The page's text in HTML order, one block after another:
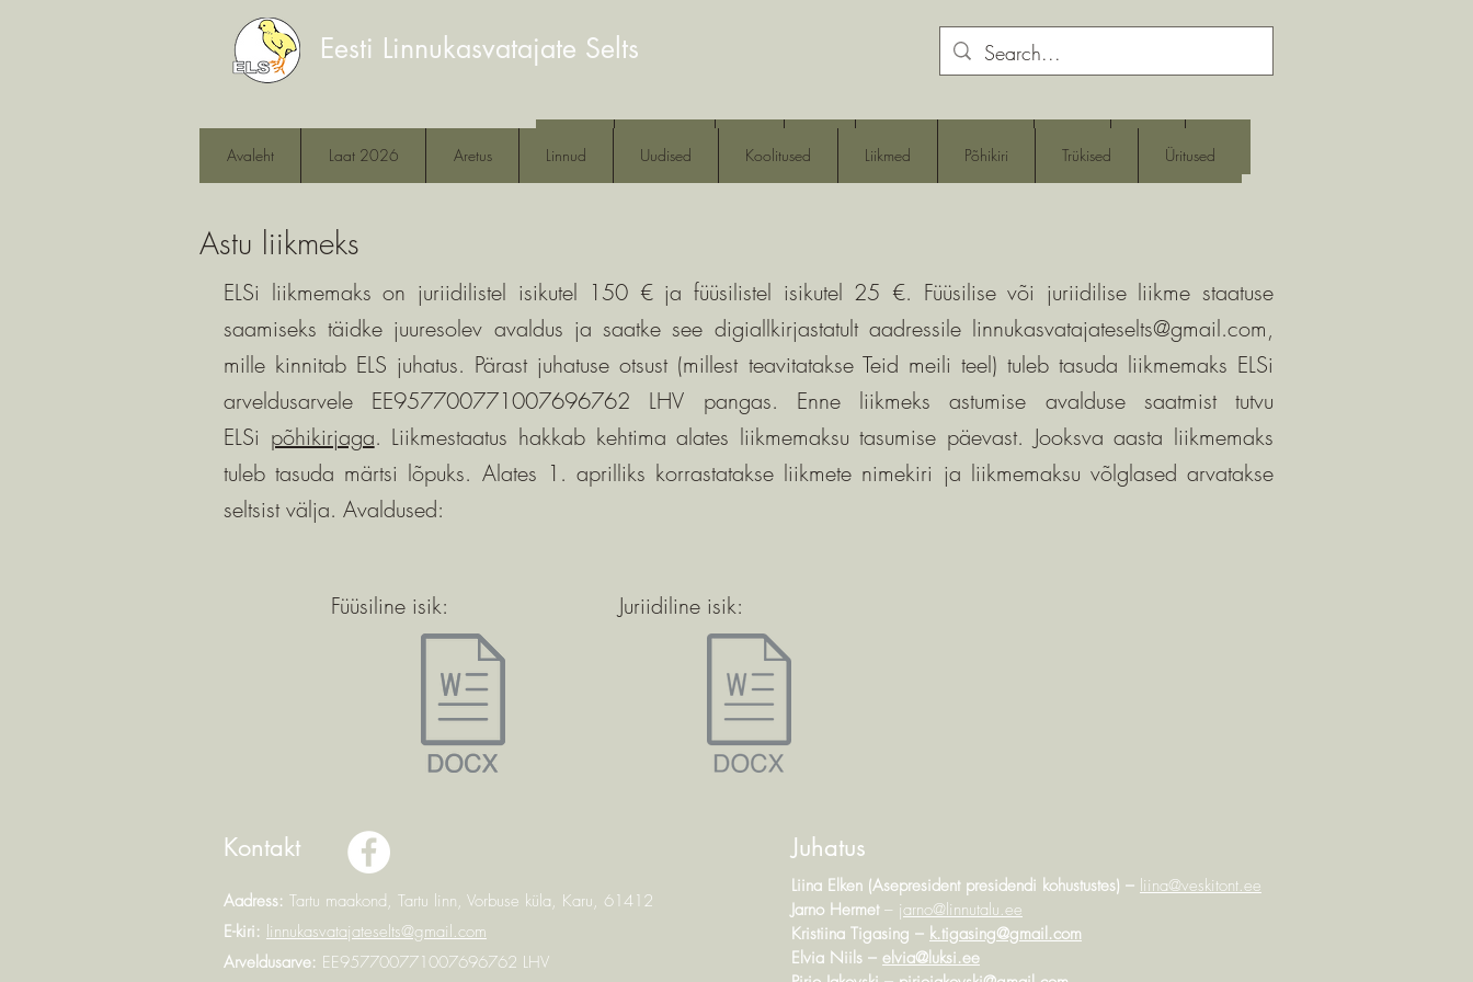
Eesti Linnukasvatajate Selts
Avaleht Laat 2026 Aretus Linnud Uudised Koolitused Liikmed Põhikiri Trükised Üritused
Astu liikmeks
ELSi liikmemaks on juriidilistel isikutel 150 € ja füüsilistel isikutel 25 €. Füüsilise või juriidilise liikme staatuse
saamiseks täidke juuresolev avaldus ja saatke see digiallkirjastatult aadressile linnukasvatajateselts@gmail.com,
mille kinnitab ELS juhatus. Pärast juhatuse otsust (millest teavitatakse Teid meili teel) tuleb tasuda liikmemaks ELSi
arveldusarvele EE957700771007696762 LHV pangas. Enne liikmeks astumise avalduse saatmist tutvu
ELSi põhikirjaga. ​Liikmestaatus hakkab kehtima alates liikmemaksu tasumise päevast. Jooksva aasta liikmemaks
tuleb tasuda märtsi lõpuks. Alates 1. aprilliks korrastatakse liikmete nimekiri ja liikmemaksu võlglased arvatakse
seltsist välja. Avaldused:
Füüsiline isik: Juriidiline isik:
Avaleht Laat 2026 Aretus Linnud Uudised Koolitused Liikmed Põhikiri More
Kontakt
Aadress: Tartu maakond, Tartu linn, Vorbuse küla, Karu, 61412
E-kiri: linnukasvatajateselts@gmail.com
Arveldusarve: EE957700771007696762 LHV
Juhatus
Liina Elken (Asepresident presidendi kohustustes) – liina@veskitont.ee
Jarno Hermet– jarno@linnutalu.ee
Kristiina Tigasing – k.tigasing@gmail.com
Elvia Niils – elvia@luksi.ee